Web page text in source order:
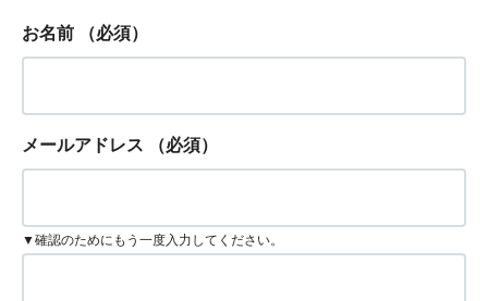
お名前 （必須）
メールアドレス （必須）
▼確認のためにもう一度入力してください。